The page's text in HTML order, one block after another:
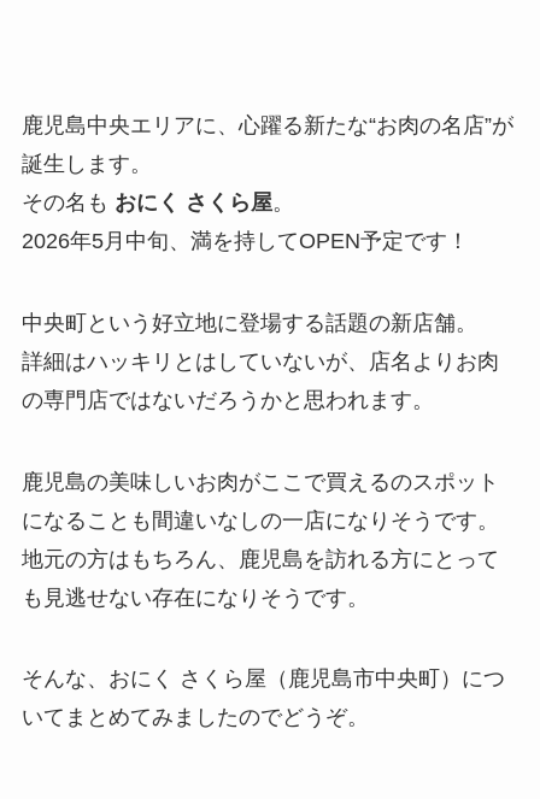
鹿児島中央エリアに、心躍る新たな“お肉の名店”が
誕生します。
その名も おにく さくら屋。
2026年5月中旬、満を持してOPEN予定です！
中央町という好立地に登場する話題の新店舗。
詳細はハッキリとはしていないが、店名よりお肉
の専門店ではないだろうかと思われます。
鹿児島の美味しいお肉がここで買えるのスポット
になることも間違いなしの一店になりそうです。
地元の方はもちろん、鹿児島を訪れる方にとって
も見逃せない存在になりそうです。
そんな、おにく さくら屋（鹿児島市中央町）につ
いてまとめてみましたのでどうぞ。